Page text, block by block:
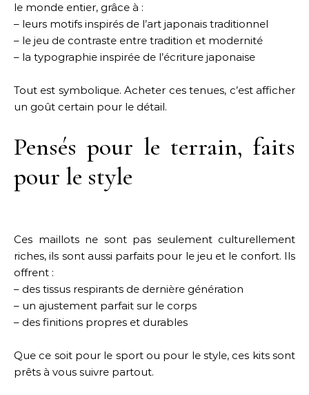
le monde entier, grâce à :
– leurs motifs inspirés de l’art japonais traditionnel
– le jeu de contraste entre tradition et modernité
– la typographie inspirée de l’écriture japonaise
Tout est symbolique. Acheter ces tenues, c’est afficher
un goût certain pour le détail.
Pensés pour le terrain, faits
pour le style
Ces maillots ne sont pas seulement culturellement
riches, ils sont aussi parfaits pour le jeu et le confort. Ils
offrent :
– des tissus respirants de dernière génération
– un ajustement parfait sur le corps
– des finitions propres et durables
Que ce soit pour le sport ou pour le style, ces kits sont
prêts à vous suivre partout.